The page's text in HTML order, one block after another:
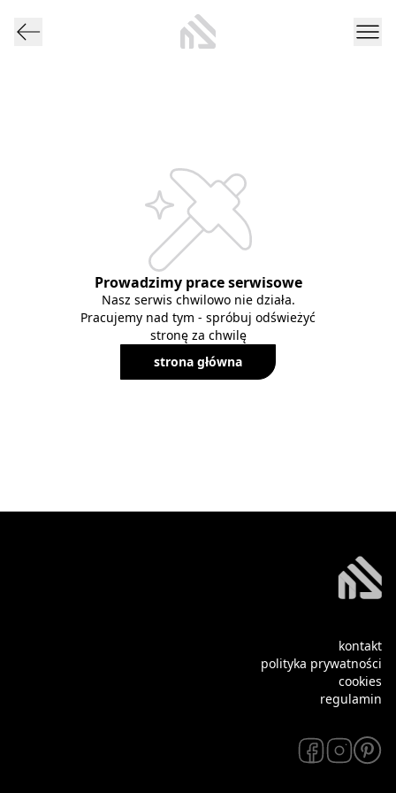
Prowadzimy prace serwisowe
Nasz serwis chwilowo nie działa.
Pracujemy nad tym - spróbuj odświeżyć
stronę za chwilę
strona główna
kontakt
polityka prywatności
cookies
regulamin